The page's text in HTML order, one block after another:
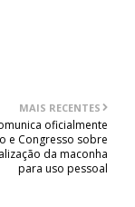
MAIS RECENTES
oficialmente
e Congresso sobre
da maconha
para uso pessoal